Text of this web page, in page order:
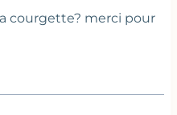
courgette? merci pour